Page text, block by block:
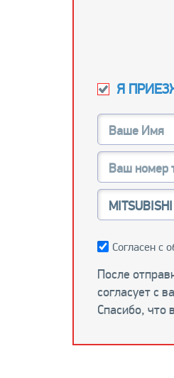
Я
Согласен с
После
согласует с
Спасибо,